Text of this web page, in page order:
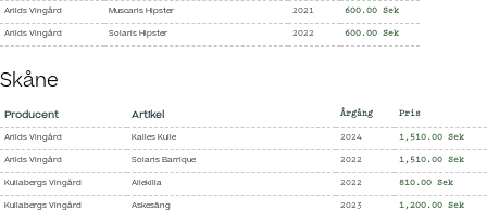
Arilds Vingård Muscaris Hipster 2021 600.00 Sek
Arilds Vingård Solaris Hipster 2022 600.00 Sek
Skåne
Producent Artikel Årgång Pris
Arilds Vingård Kalles Kulle 2024 1,510.00 Sek
Arilds Vingård Solaris Barrique 2022 1,510.00 Sek
Kullabergs Vingård Allekilla 2022 810.00 Sek
Kullabergs Vingård Askesäng 2023 1,200.00 Sek